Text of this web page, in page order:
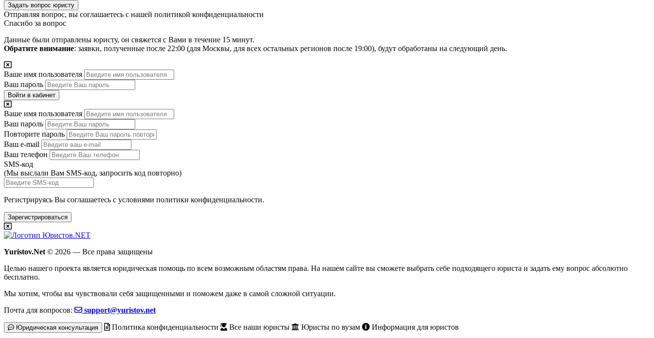
Задать вопрос юристу
Отправляя вопрос, вы соглашаетесь с нашей политикой конфиденциальности
Спасибо за вопрос
Данные были отправлены юристу, он свяжется с Вами в течение 15 минут.
Обратите внимание: заявки, полученные после 22:00 (для Москвы, для всех остальных регионов после 19:00), будут обработаны на следующий день.
Ваше имя пользователя
Ваш пароль
Войти в кабинет
Ваше имя пользователя
Ваш пароль
Повторите пароль
Ваш e-mail
Ваш телефон
SMS-код
(Мы выслали Вам SMS-код, запросить код повторно)
Регистрируясь Вы соглашаетесь с условиями политики конфиденциальности.
Зарегистрироваться
Yuristov.Net © 2026 — Все права защищены
Целью нашего проекта является юридическая помощь по всем возможным областям права. На нашем сайте вы сможете выбрать себе подходящего юриста и задать ему вопрос абсолютно
бесплатно.
Мы хотим, чтобы вы чувствовали себя защищенными и поможем даже в самой сложной ситуации.
Почта для вопросов:
support@yuristov.net
Юридическая консультация Политика конфиденциальности Все наши юристы Юристы по вузам Информация для юристов